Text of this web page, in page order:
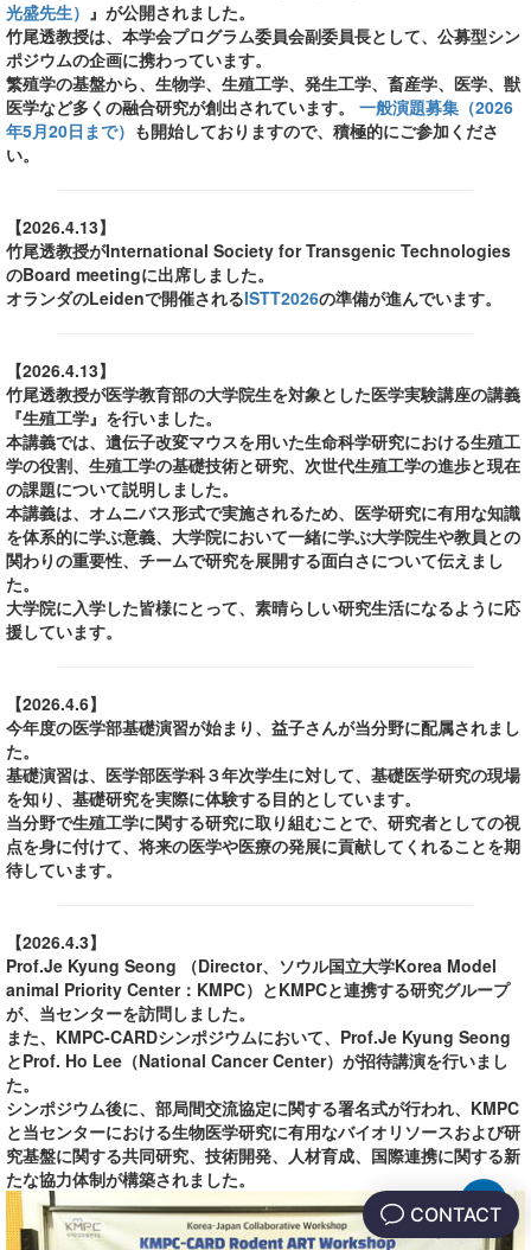
光盛先生） 』が公開されました。
竹尾透教授は、本学会プログラム委員会副委員長として、公募型シン
ポジウムの企画に携わっています。
繁殖学の基盤から、生物学、生殖工学、発生工学、畜産学、医学、獣
医学など多くの融合研究が創出されています。 一般演題募集（2026
年5月20日まで） も開始しておりますので、積極的にご参加くださ
い。
【2026.4.13】
竹尾透教授がInternational Society for Transgenic Technologies
のBoard meetingに出席しました。
オランダのLeidenで開催されるISTT2026の準備が進んでいます。
【2026.4.13】
竹尾透教授が医学教育部の大学院生を対象とした医学実験講座の講義
『生殖工学』を行いました。
本講義では、遺伝子改変マウスを用いた生命科学研究における生殖工
学の役割、生殖工学の基礎技術と研究、次世代生殖工学の進歩と現在
の課題について説明しました。
本講義は、オムニバス形式で実施されるため、医学研究に有用な知識
を体系的に学ぶ意義、大学院において一緒に学ぶ大学院生や教員との
関わりの重要性、チームで研究を展開する面白さについて伝えまし
た。
大学院に入学した皆様にとって、素晴らしい研究生活になるように応
援しています。
【2026.4.6】
今年度の医学部基礎演習が始まり、益子さんが当分野に配属されまし
た。
基礎演習は、医学部医学科３年次学生に対して、基礎医学研究の現場
を知り、基礎研究を実際に体験する目的としています。
当分野で生殖工学に関する研究に取り組むことで、研究者としての視
点を身に付けて、将来の医学や医療の発展に貢献してくれることを期
待しています。
【2026.4.3】
Prof.Je Kyung Seong （Director、ソウル国立大学Korea Model
animal Priority Center：KMPC）とKMPCと連携する研究グループ
が、当センターを訪問しました。
また、KMPC-CARDシンポジウムにおいて、Prof.Je Kyung Seong
とProf. Ho Lee（National Cancer Center）が招待講演を行いまし
た。
シンポジウム後に、部局間交流協定に関する署名式が行われ、KMPC
と当センターにおける生物医学研究に有用なバイオリソースおよび研
究基盤に関する共同研究、技術開発、人材育成、国際連携に関する新
たな協力体制が構築されました。
▲